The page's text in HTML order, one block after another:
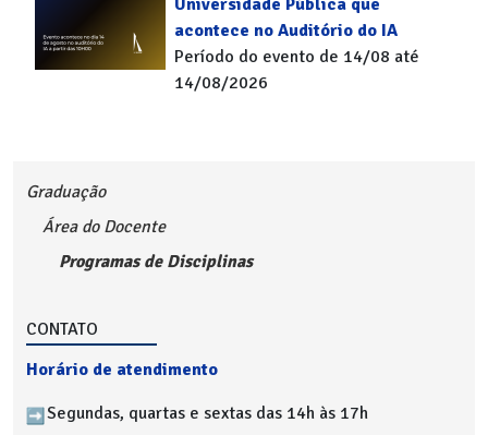
Universidade Pública que
acontece no Auditório do IA
Período do evento de 14/08 até
14/08/2026
Graduação
Área do Docente
Programas de Disciplinas
CONTATO
Horário de atendimento
Segundas, quartas e sextas das 14h às 17h